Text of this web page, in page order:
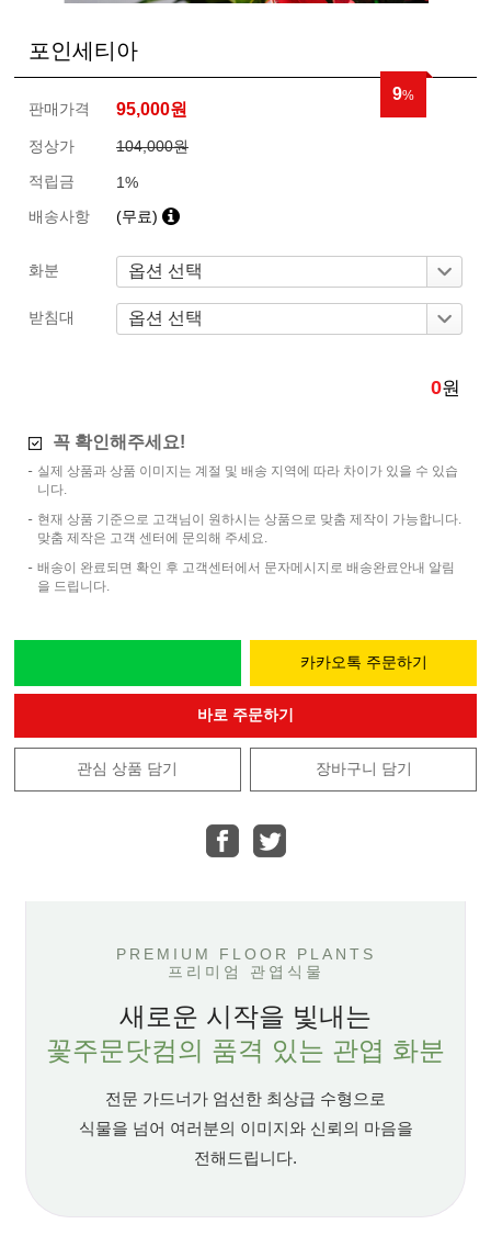
포인세티아
9%
판매가격 95,000원
정상가
104,000원
적립금
1%
배송사항
(무료)
화분
받침대
0원
꼭 확인해주세요!
실제 상품과 상품 이미지는 계절 및 배송 지역에 따라 차이가 있을 수 있습
니다.
현재 상품 기준으로 고객님이 원하시는 상품으로 맞춤 제작이 가능합니다.
맞춤 제작은 고객 센터에 문의해 주세요.
배송이 완료되면 확인 후 고객센터에서 문자메시지로 배송완료안내 알림
을 드립니다.
카카오톡 주문하기
바로 주문하기
관심 상품 담기 장바구니 담기
PREMIUM FLOOR PLANTS
프리미엄 관엽식물
새로운 시작을 빛내는
꽃주문닷컴의 품격 있는 관엽 화분
전문 가드너가 엄선한 최상급 수형으로
식물을 넘어 여러분의 이미지와 신뢰의 마음을
전해드립니다.